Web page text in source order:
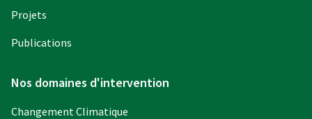
Projets
Publications
Nos domaines d'intervention
Changement Climatique